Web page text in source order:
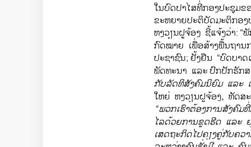
ໃນບົດປາໄສ​ທີ່​ກອງ​ປະຊຸມ​ຂ
ຂະຫຍາຍ​ປະຕິບັດ​ມະຕິ​ກອ
ຫງວຽນຝູຈ້ອງ ຊີ້​ແຈ້ງວ່າ:“
ກົດໝາຍ ເພື່ອສ້າງພື້ນຖານ
ປະຊາຊົນ; ຢັ້ງຢືນ “ບົດບາດ
ພັດທະນາ ແລະປົກປັກຮັກສ
ກັບລັດທິສັງຄົມ​ນິຍົມ ​ແລະ
ໃຫຍ່ ຫງວຽນຝູຈ້ອງ, ທັດສ
“ພວກ​ເຮົາ​ຕ້ອງ​ການ​ສັງ​ຄົມ​
ໄລດ້ວຍການ​ຂູດ​ຮີດ ແລະ
ເສດຖະກິດ​ໄປ​ຄຽງ​ຄູ່​ກັບ​ຄວ